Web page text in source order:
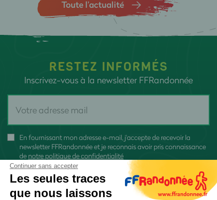
Toute l’actualité
RESTEZ INFORMÉS
Inscrivez-vous à la newsletter FFRandonnée
En fournissant mon adresse e-mail, j'accepte de recevoir la
newsletter FFRandonnée et je reconnais avoir pris connaissance
de notre politique de confidentialité
Continuer sans accepter
Les seules traces
que nous laissons